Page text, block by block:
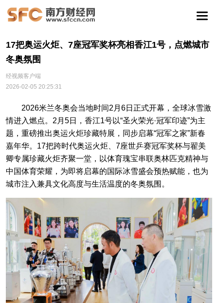
17把奥运火炬、7座冠军奖杯亮相香江1号，点燃城市
冬奥氛围
经视频客户端
2026-02-05 20:25:31
2026米兰冬奥会当地时间2月6日正式开幕，全球冰雪激
情进入燃点。2月5日，香江1号以“圣火荣光·冠军印迹”为主
题，重磅推出奥运火炬珍藏特展，同步启幕“冠军之家”新春
嘉年华。17把跨时代奥运火炬、7座世乒赛冠军奖杯与翟美
卿专属珍藏火炬齐聚一堂，以体育瑰宝串联奥林匹克精神与
中国体育荣耀，为即将启幕的国际冰雪盛会预热赋能，也为
城市注入兼具文化高度与生活温度的冬奥氛围。